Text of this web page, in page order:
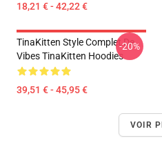
18,21 € - 42,22 €
TinaKitten Style Complet De
Vibes TinaKitten Hoodies
39,51 € - 45,95 €
-20%
VOIR